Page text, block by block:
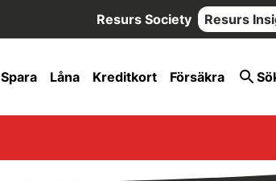
Resurs Society Resurs
Spara Låna Kreditkort Försäkra